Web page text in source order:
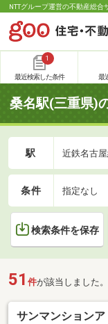
NTTグループ運営の不動産総合
1
最近検索した条件 最
桑名駅(三重県)
駅 近鉄名古
条件 指定なし
検索条件を保存
51 件が該当しました。
サンマンションア